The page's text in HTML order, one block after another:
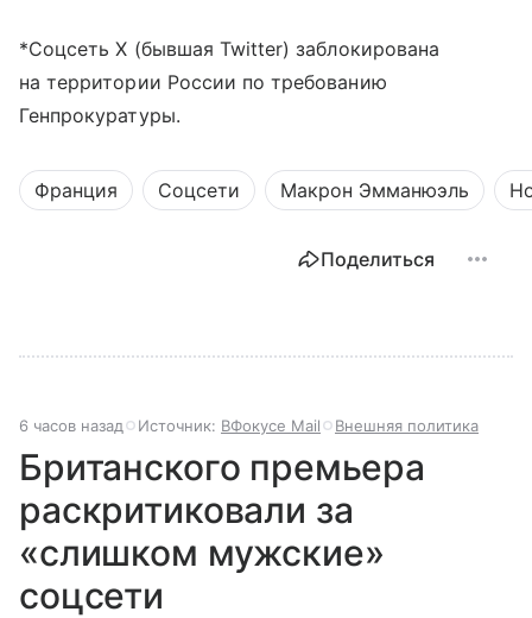
*Соцсеть X (бывшая Twitter) заблокирована
на территории России по требованию
Генпрокуратуры.
Франция Соцсети Макрон Эмманюэль
Поделиться
6 часов назад Источник: ВФокусе Mail Внешняя политика
Британского премьера
раскритиковали за
«слишком мужские»
соцсети